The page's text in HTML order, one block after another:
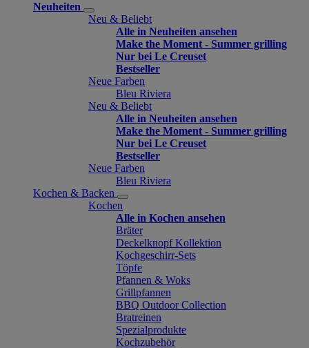
Neuheiten
Neu & Beliebt
Alle in Neuheiten ansehen
Make the Moment - Summer grilling
Nur bei Le Creuset
Bestseller
Neue Farben
Bleu Riviera
Neu & Beliebt
Alle in Neuheiten ansehen
Make the Moment - Summer grilling
Nur bei Le Creuset
Bestseller
Neue Farben
Bleu Riviera
Kochen & Backen
Kochen
Alle in Kochen ansehen
Bräter
Deckelknopf Kollektion
Kochgeschirr-Sets
Töpfe
Pfannen & Woks
Grillpfannen
BBQ Outdoor Collection
Bratreinen
Spezialprodukte
Kochzubehör